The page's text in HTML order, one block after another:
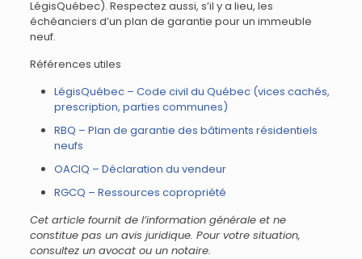
LégisQuébec). Respectez aussi, s’il y a lieu, les
échéanciers d’un plan de garantie pour un immeuble
neuf.
Références utiles
LégisQuébec – Code civil du Québec (vices cachés,
prescription, parties communes)
RBQ – Plan de garantie des bâtiments résidentiels
neufs
OACIQ – Déclaration du vendeur
RGCQ – Ressources copropriété
Cet article fournit de l’information générale et ne
constitue pas un avis juridique. Pour votre situation,
consultez un avocat ou un notaire.